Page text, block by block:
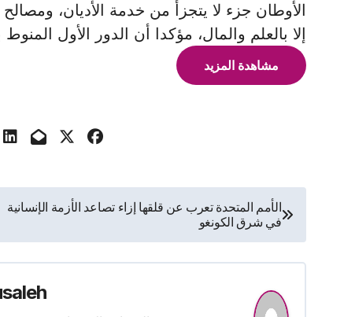
الأوطان جزء لا يتجزأ من خدمة الأديان،
إلا بالعلم والمال، مؤكدا أن الدور الأول
مشاهدة المزيد
تصفّح
المقالات
الأمم المتحدة تعرب عن قلقها إزاء تصاعد الأزمة الإنسانية
في شرق الكونغو